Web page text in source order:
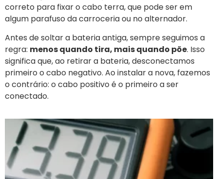
correto para fixar o cabo terra, que pode ser em
algum parafuso da carroceria ou no alternador.
Antes de soltar a bateria antiga, sempre seguimos a
regra: menos quando tira, mais quando põe. Isso
significa que, ao retirar a bateria, desconectamos
primeiro o cabo negativo. Ao instalar a nova, fazemos
o contrário: o cabo positivo é o primeiro a ser
conectado.